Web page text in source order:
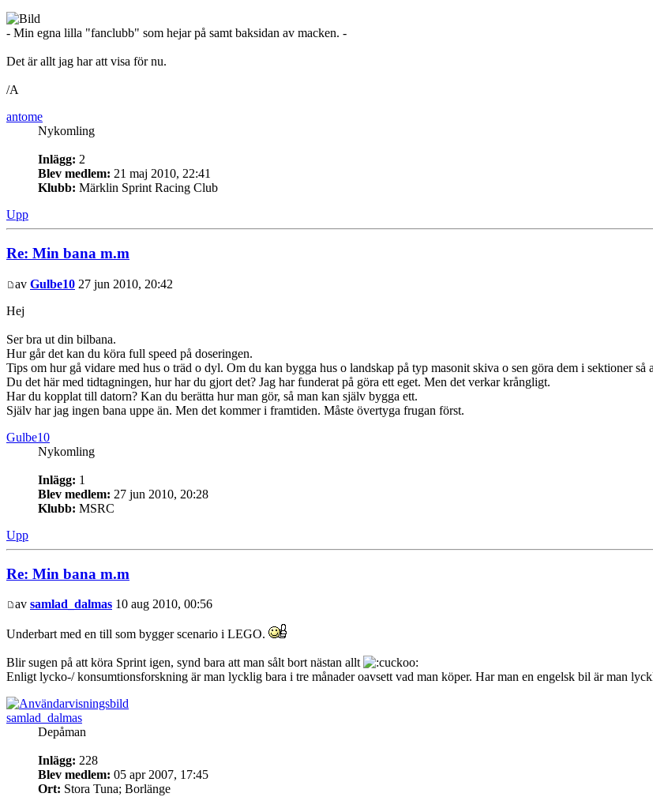
- Min egna lilla "fanclubb" som hejar på samt baksidan av macken. -
Det är allt jag har att visa för nu.
/A
antome
Nykomling
Inlägg: 2
Blev medlem: 21 maj 2010, 22:41
Klubb: Märklin Sprint Racing Club
Upp
Re: Min bana m.m
av Gulbe10 27 jun 2010, 20:42
Hej
Ser bra ut din bilbana.
Hur går det kan du köra full speed på doseringen.
Tips om hur gå vidare med hus o träd o dyl. Om du kan bygga hus o landskap på typ masonit skiva o sen göra dem i sektioner
Du det här med tidtagningen, hur har du gjort det? Jag har funderat på göra ett eget. Men det verkar krångligt.
Har du kopplat till datorn? Kan du berätta hur man gör, så man kan själv bygga ett.
Själv har jag ingen bana uppe än. Men det kommer i framtiden. Måste övertyga frugan först.
Gulbe10
Nykomling
Inlägg: 1
Blev medlem: 27 jun 2010, 20:28
Klubb: MSRC
Upp
Re: Min bana m.m
av samlad_dalmas 10 aug 2010, 00:56
Underbart med en till som bygger scenario i LEGO.
Blir sugen på att köra Sprint igen, synd bara att man sålt bort nästan allt
Enligt lycko-/ konsumtionsforskning är man lycklig bara i tre månader oavsett vad man köper. Har man en engelsk bil är man
samlad_dalmas
Depåman
Inlägg: 228
Blev medlem: 05 apr 2007, 17:45
Ort: Stora Tuna; Borlänge